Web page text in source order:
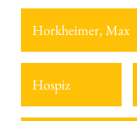
Horkheimer, Max
Hospiz